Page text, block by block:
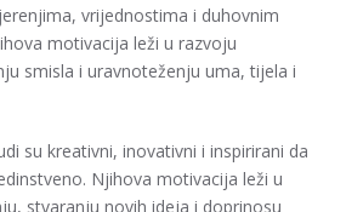
vrijednostima i duhovnim
motivacija leži u razvoju
smisla i uravnoteženju uma, tijela i
su kreativni, inovativni i inspirirani da
Njihova motivacija leži u
stvaranju novih ideja i doprinosu